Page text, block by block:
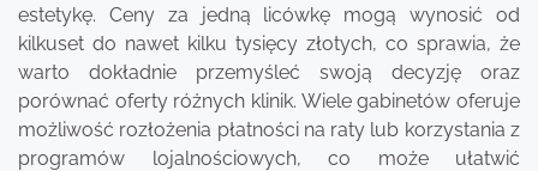
estetykę. Ceny za jedną licówkę mogą wynosić od
kilkuset do nawet kilku tysięcy złotych, co sprawia, że
warto dokładnie przemyśleć swoją decyzję oraz
porównać oferty różnych klinik. Wiele gabinetów oferuje
możliwość rozłożenia płatności na raty lub korzystania z
programów lojalnościowych, co może ułatwić